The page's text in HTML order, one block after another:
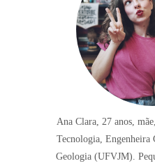
Ana Clara, 27 anos,
Tecnologia, Engenheira
Geologia (UFVJM).